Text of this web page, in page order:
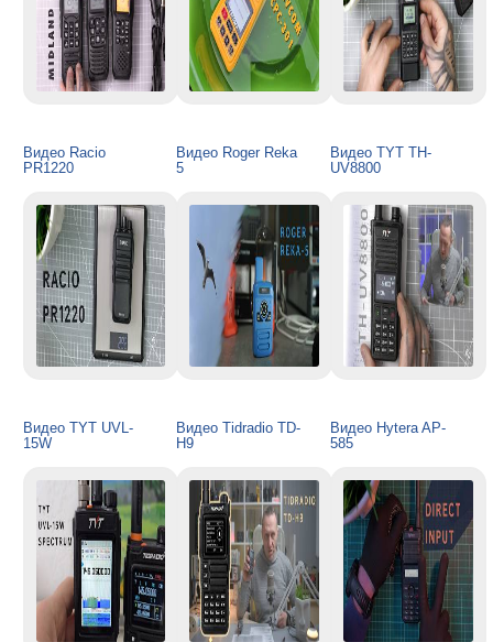
Видео Racio
PR1220
Видео Roger Reka
5
Видео TYT TH-
UV8800
Видео TYT UVL-
15W
Видео Tidradio TD-
H9
Видео Hytera AP-
585